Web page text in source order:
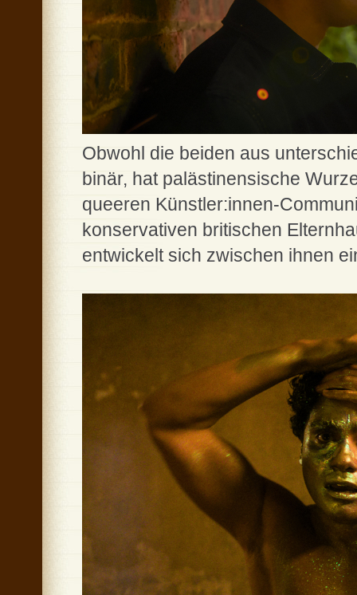
Obwohl die beiden aus
binär, hat palästinensische
queeren Künstler:innen-
konservativen britischen
entwickelt sich zwischen ihnen